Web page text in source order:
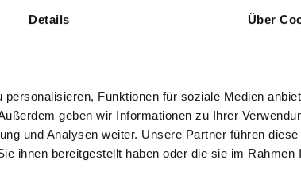
Details Über
Funktionen für soziale Medien
geben wir Informationen zu Ihrer
und Analysen weiter. Unsere Partner führen
ihnen bereitgestellt haben oder die sie im Rahmen
14 K